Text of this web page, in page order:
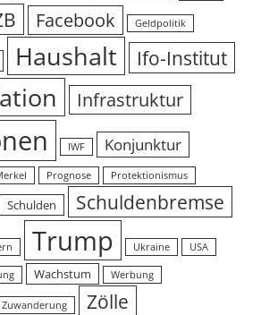
Facebook Geldpolitik
Haushalt Ifo-Institut
Infrastruktur
IWF Konjunktur
Prognose Protektionismus
Schulden Schuldenbremse
Trump Ukraine USA
Wachstum Werbung
Zuwanderung Zölle